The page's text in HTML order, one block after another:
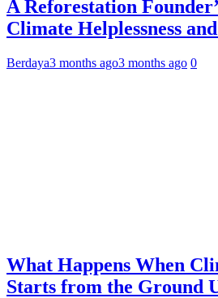
A Reforestation
Climate Helplessness
Berdaya3 months ago3 months ago 0
What Happens When
Starts from the Ground